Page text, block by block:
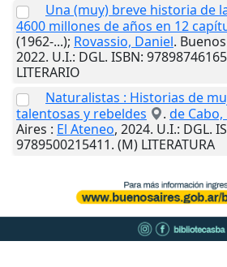
Una (muy) breve historia de
4600 millones de años en 12
(1962-...); Rovassio, Daniel.
2022. U.I.: DGL. ISBN:
LITERARIO
Naturalistas : Historias de
talentosas y rebeldes
. de Cabo,
Aires : El Ateneo, 2024. U.I.: DGL.
9789500215411. (M) LITERATURA